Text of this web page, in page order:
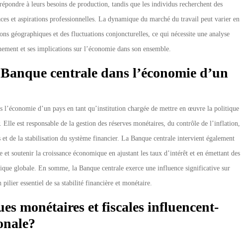
à leurs besoins de production, tandis que les individus recherchent des
et aspirations professionnelles. La dynamique du marché du travail peut varier en
géographiques et des fluctuations conjoncturelles, ce qui nécessite une analyse
et ses implications sur l’économie dans son ensemble.
centrale dans l’économie d’un
l’économie d’un pays en tant qu’institution chargée de mettre en œuvre la politique
est responsable de la gestion des réserves monétaires, du contrôle de l’inflation,
de la stabilisation du système financier. La Banque centrale intervient également
soutenir la croissance économique en ajustant les taux d’intérêt et en émettant des
globale. En somme, la Banque centrale exerce une influence significative sur
pilier essentiel de sa stabilité financière et monétaire.
monétaires et fiscales influencent-